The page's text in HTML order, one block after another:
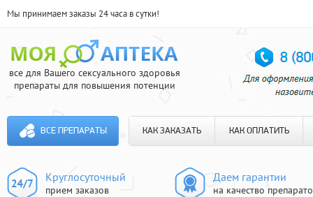
Мы принимаем заказы 24 часа в сутки!
все для Вашего сексуального здоровья
препараты для повышения потенции
ВСЕ ПРЕПАРАТЫ КАК ЗАКАЗАТЬ КАК ОПЛАТИТЬ
Круглосуточный
прием заказов
Даем гарантии
на качество